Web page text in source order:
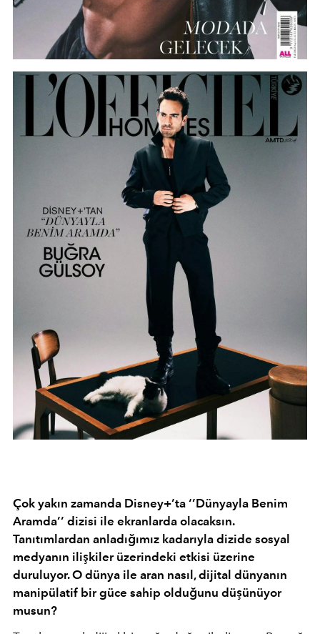
Çok yakın zamanda Disney+’ta ‘’Dünyayla Benim
Aramda’’ dizisi ile ekranlarda olacaksın.
Tanıtımlardan anladığımız kadarıyla dizide sosyal
medyanın ilişkiler üzerindeki etkisi üzerine
duruluyor. O dünya ile aran nasıl, dijital dünyanın
manipülatif bir güce sahip olduğunu düşünüyor
musun?